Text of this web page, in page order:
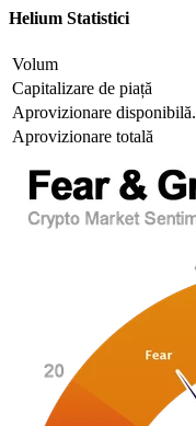
Helium Statistici
Volum
Capitalizare de piață
Aprovizionare disponibilă.
Aprovizionare totală